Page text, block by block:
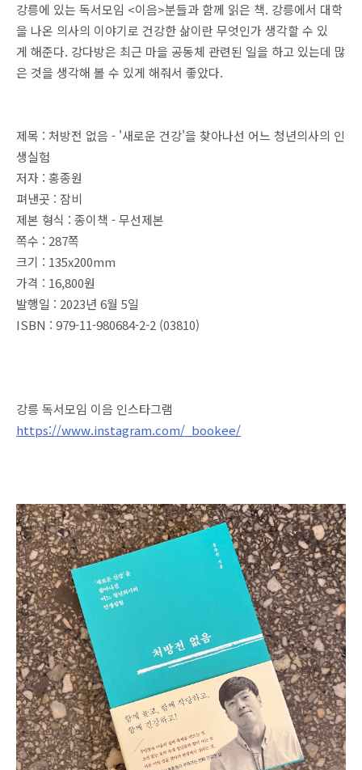
강릉에 있는 독서모임 <이음>분들과 함께 읽은 책. 강릉에서 대학
을 나온 의사의 이야기로 건강한 삶이란 무엇인가 생각할 수 있
게 해준다. 강다방은 최근 마을 공동체 관련된 일을 하고 있는데 많
은 것을 생각해 볼 수 있게 해줘서 좋았다.
제목 : 처방전 없음 - '새로운 건강'을 찾아나선 어느 청년의사의 인
생실험
저자 : 홍종원
펴낸곳 : 잠비
제본 형식 : 종이책 - 무선제본
쪽수 : 287쪽
크기 : 135x200mm
가격 : 16,800원
발행일 : 2023년 6월 5일
ISBN : 979-11-980684-2-2 (03810)
강릉 독서모임 이음 인스타그램
https://www.instagram.com/_bookee/